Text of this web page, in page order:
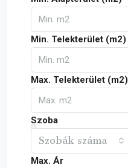
Min. Telekterület (m2)
Max. Telekterület (m2)
Szoba
Szobák száma
Max. Ár